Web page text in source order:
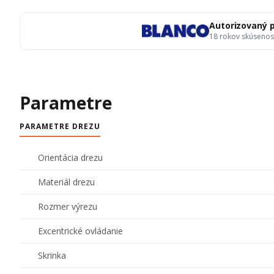
Autorizovaný
18 rokov
Parametre
PARAMETRE DREZU
Orientácia drezu
Materiál drezu
Rozmer výrezu
Excentrické ovládanie
Skrinka